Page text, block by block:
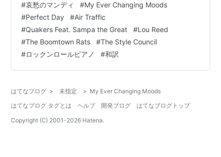
面白い。 スピードアップしたり、音階を変えたり、なん
かものすごく脳トレしているような気分。 これでピアノ
も上手くなったら一石二鳥だな、ハハハ。 そこでちょっ
と、私の好きなピアノリフの入ったプレイリストを作っ
てみたよ。 順位つけたけど、けっこう思い浮かんだ曲で
ランキングしてます！ １5位 Ne…
#哀愁のマンディ #My Ever Changing Moods
#Perfect Day #Air Traffic
#Quakers Feat. Sampa the Great #Lou Reed
#The Boomtown Rats #The Style Council
#ロックンロールピアノ #和訳
はてなブログ > 未指定 > My Ever Changing Moods
はてなブログ タグとは
ヘルプ 開発ブログ
はてなブログトップ
Copyright (C) 2001-2026 Hatena.